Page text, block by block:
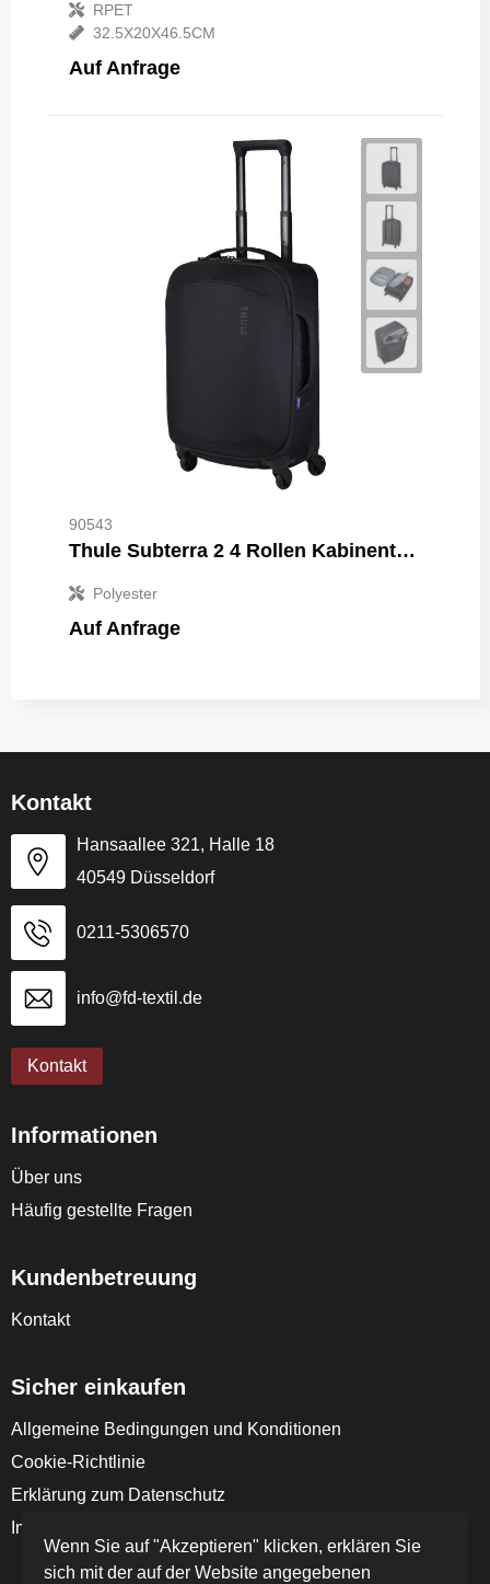
RPET
32.5X20X46.5CM
Auf Anfrage
90543
Thule Subterra 2 4 Rollen Kabinentrolley
Polyester
Auf Anfrage
Kontakt
Hansaallee 321, Halle 18
40549 Düsseldorf
0211-5306570
info@fd-textil.de
Kontakt
Informationen
Über uns
Häufig gestellte Fragen
Kundenbetreuung
Kontakt
Sicher einkaufen
Allgemeine Bedingungen und Konditionen
Cookie-Richtlinie
Erklärung zum Datenschutz
Impressum
Wenn Sie auf "Akzeptieren" klicken, erklären Sie
sich mit der auf der Website angegebenen